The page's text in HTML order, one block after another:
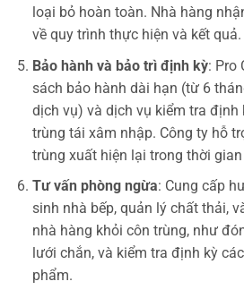
loại bỏ hoàn toàn. Nhà hàng
về quy trình thực hiện và kết quả.
Bảo hành và bảo trì định kỳ: Pro
sách bảo hành dài hạn (từ 6
dịch vụ) và dịch vụ kiểm tra định
trùng tái xâm nhập. Công ty hỗ
trùng xuất hiện lại trong thời
Tư vấn phòng ngừa: Cung cấp
sinh nhà bếp, quản lý chất thải,
nhà hàng khỏi côn trùng, như
lưới chắn, và kiểm tra định kỳ
phẩm.